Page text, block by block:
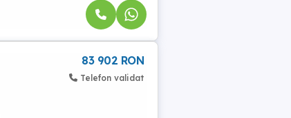
83 902 RON
Telefon validat